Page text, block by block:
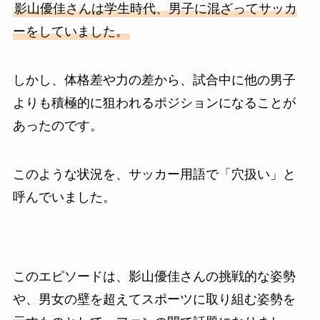
影山優佳さんは学生時代、男子に混ざってサッカ
ーをしていました。
しかし、体格差や力の差から、試合中に他の男子
よりも積極的に狙われるポジションになることが
あったのです。
このような状況を、サッカー用語で「穴扱い」と
呼んでいました。
このエピソードは、影山優佳さんの挑戦的な姿勢
や、男女の壁を超えてスポーツに取り組む姿勢を